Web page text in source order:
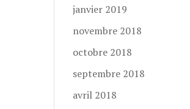
janvier 2019
novembre 2018
octobre 2018
septembre 2018
avril 2018